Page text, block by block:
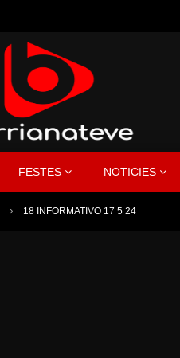
FESTES NOTICIES
18 INFORMATIVO 17 5 24